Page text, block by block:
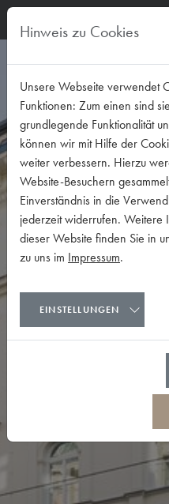
Hinweis zu Cookies
Unsere Webseite verwendet
Funktionen: Zum einen sind
grundlegende Funktionalität
können wir mit Hilfe der
weiter verbessern. Hierzu
Website-Besuchern
Einverständnis in die
jederzeit widerrufen. Weitere
dieser Website finden Sie in
zu uns im Impressum.
EINSTELLUNGEN